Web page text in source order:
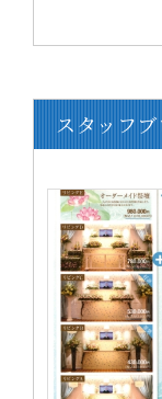
スタッフ